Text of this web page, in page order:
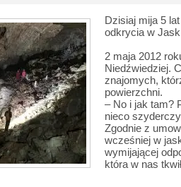
Dzisiaj mija 5
odkrycia w
2 maja 2012
Niedźwiedziej.
znajomych,
powierzchni.
– No i jak tam?
nieco
Zgodnie z
wcześniej w
wymijającej
która w nas